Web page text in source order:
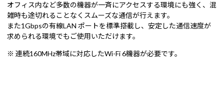
オフィス内など多数の機器が一斉にアクセスする環境にも強く、混
雑時も途切れることなくスムーズな通信が行えます。
また1Gbpsの有線LAN ポートを標準搭載し、安定した通信速度が
求められる環境でもご使用いただけます。
※ 連続160MHz帯域に対応したWi-Fi 6機器が必要です。